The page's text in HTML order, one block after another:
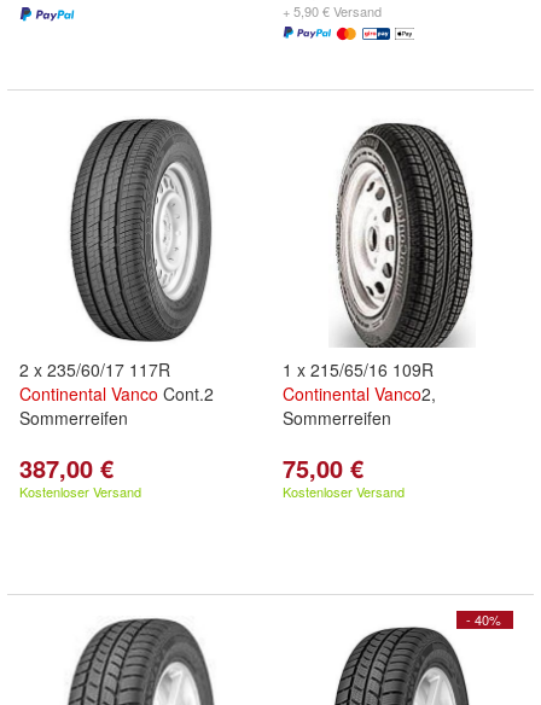
+ 5,90 € Versand
2 x 235/60/17 117R
Continental Vanco Cont.2
Sommerreifen
387,00 €
Kostenloser Versand
1 x 215/65/16 109R
Continental Vanco2,
Sommerreifen
75,00 €
Kostenloser Versand
- 40%